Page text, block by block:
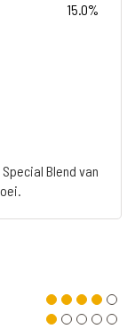
15.0%
Blend van